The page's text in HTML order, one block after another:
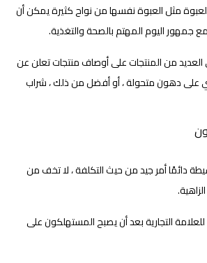
مثل العبوة نفسها من نواح كثيرة يمكن أن
جمهور اليوم المهتم بالصحة والتغذية.
العديد من المنتجات على أوصاف منتجات تعلن عن
على دهون متحولة ، أو أفضل من ذلك ، شراب
دائمًا أمر جيد من حيث التكلفة ، لا تخف من
التجارية بعد أن يصبح المستهلكون على